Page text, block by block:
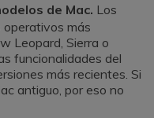
de Mac. Los
más
Leopard, Sierra o
funcionalidades del
más recientes. Si
antiguo, por eso no